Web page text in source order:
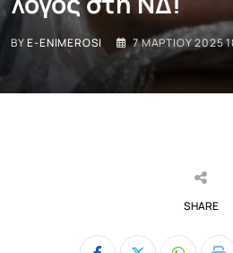
BYE-ENIMEROSI 7 ΜΑΡΤΊΟΥ 2025
SHARE